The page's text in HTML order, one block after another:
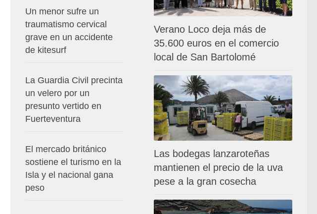
Verano Loco deja más de
35.600 euros en el comercio
local de San Bartolomé
Las bodegas lanzaroteñas
mantienen el precio de la uva
pese a la gran cosecha
Un menor sufre un
traumatismo cervical
grave en un accidente
de kitesurf
La Guardia Civil precinta
un velero por un
presunto vertido en
Fuerteventura
El mercado británico
sostiene el turismo en la
Isla y el nacional gana
peso